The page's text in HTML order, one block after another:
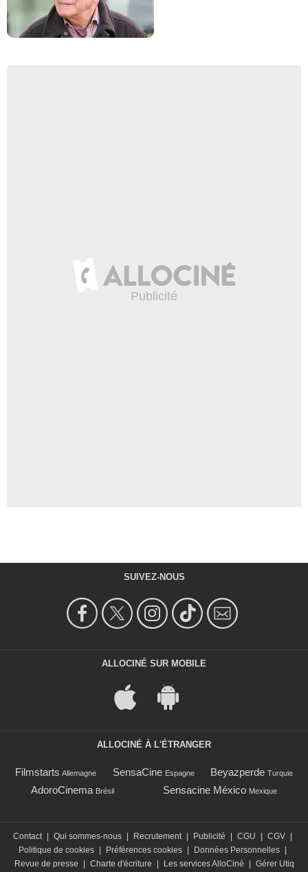
SUIVEZ-NOUS
ALLOCINÉ SUR MOBILE
ALLOCINÉ À L'ÉTRANGER
Filmstarts Allemagne SensaCine Espagne Beyazperde Turquie
AdoroCinema Brésil Sensacine México Mexique
Contact | Qui sommes-nous | Recrutement | Publicité | CGU | CGV |
Politique de cookies | Préférences cookies | Données Personnelles |
Revue de presse
| Charte d'écriture | Les services AlloCiné | Gérer Utiq